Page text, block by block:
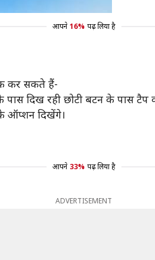
आपने 16% पढ़ लिया है
कर सकते हैं-
दिख रही छोटी बटन के पास टैप
ऑप्शन दिखेंगे।
आपने 33% पढ़ लिया है
ADVERTISEMENT